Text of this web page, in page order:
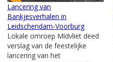
Lancering van
Bankjesverhalen in
Leidschendam-Voorburg
Lokale omroep Midvliet deed
verslag van de feestelijke
lancering van het